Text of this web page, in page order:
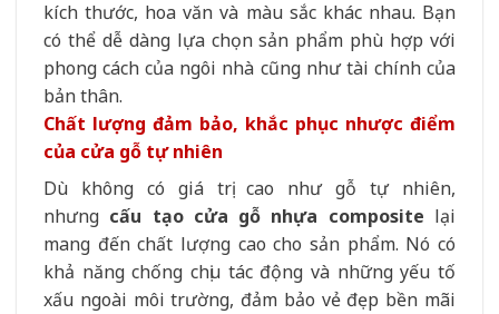
kích thước, hoa văn và màu sắc khác nhau. Bạn
có thể dễ dàng lựa chọn sản phẩm phù hợp với
phong cách của ngôi nhà cũng như tài chính của
bản thân.
Chất lượng đảm bảo, khắc phục nhược điểm
của cửa gỗ tự nhiên
Dù không có giá trị cao như gỗ tự nhiên,
nhưng cấu tạo cửa gỗ nhựa composite lại
mang đến chất lượng cao cho sản phẩm. Nó có
khả năng chống chịu tác động và những yếu tố
xấu ngoài môi trường, đảm bảo vẻ đẹp bền mãi